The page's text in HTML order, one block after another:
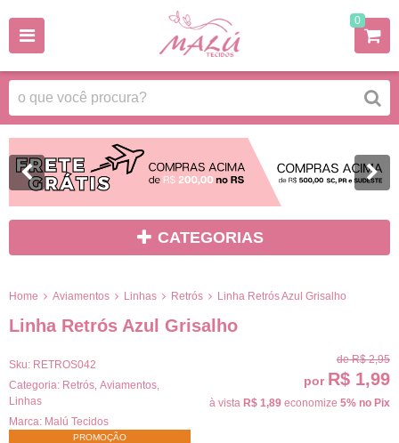
0
CATEGORIAS
Home Aviamentos Linhas Retrós Linha Retrós Azul Grisalho
Linha Retrós Azul Grisalho
Sku: RETROS042
Categoria: Retrós Aviamentos
Linhas
Marca: Malú Tecidos
PROMOÇÃO
de R$ 2,95
por R$ 1,99
à vista R$ 1,89 economize 5% no Pix